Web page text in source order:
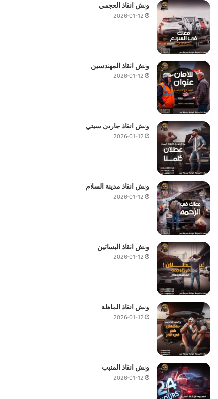
ونش انقاذ العجمي
2026-01-12
ونش انقاذ المهندسين
2026-01-12
ونش انقاذ جاردن سيتي
2026-01-12
ونش انقاذ مدينة السلام
2026-01-12
ونش انقاذ البساتين
2026-01-12
ونش انقاذ الماظة
2026-01-12
ونش انقاذ المنيب
2026-01-12